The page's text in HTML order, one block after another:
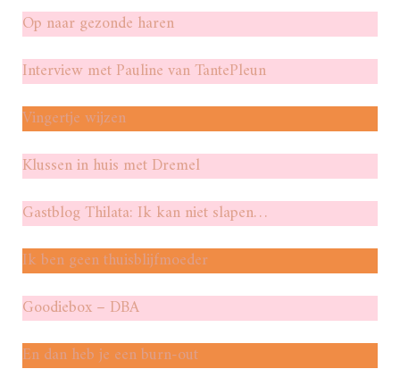
Op naar gezonde haren
Interview met Pauline van TantePleun
Vingertje wijzen
Klussen in huis met Dremel
Gastblog Thilata: Ik kan niet slapen…
Ik ben geen thuisblijfmoeder
Goodiebox – DBA
En dan heb je een burn-out